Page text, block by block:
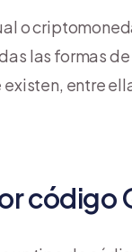
o
las formas
entre
código